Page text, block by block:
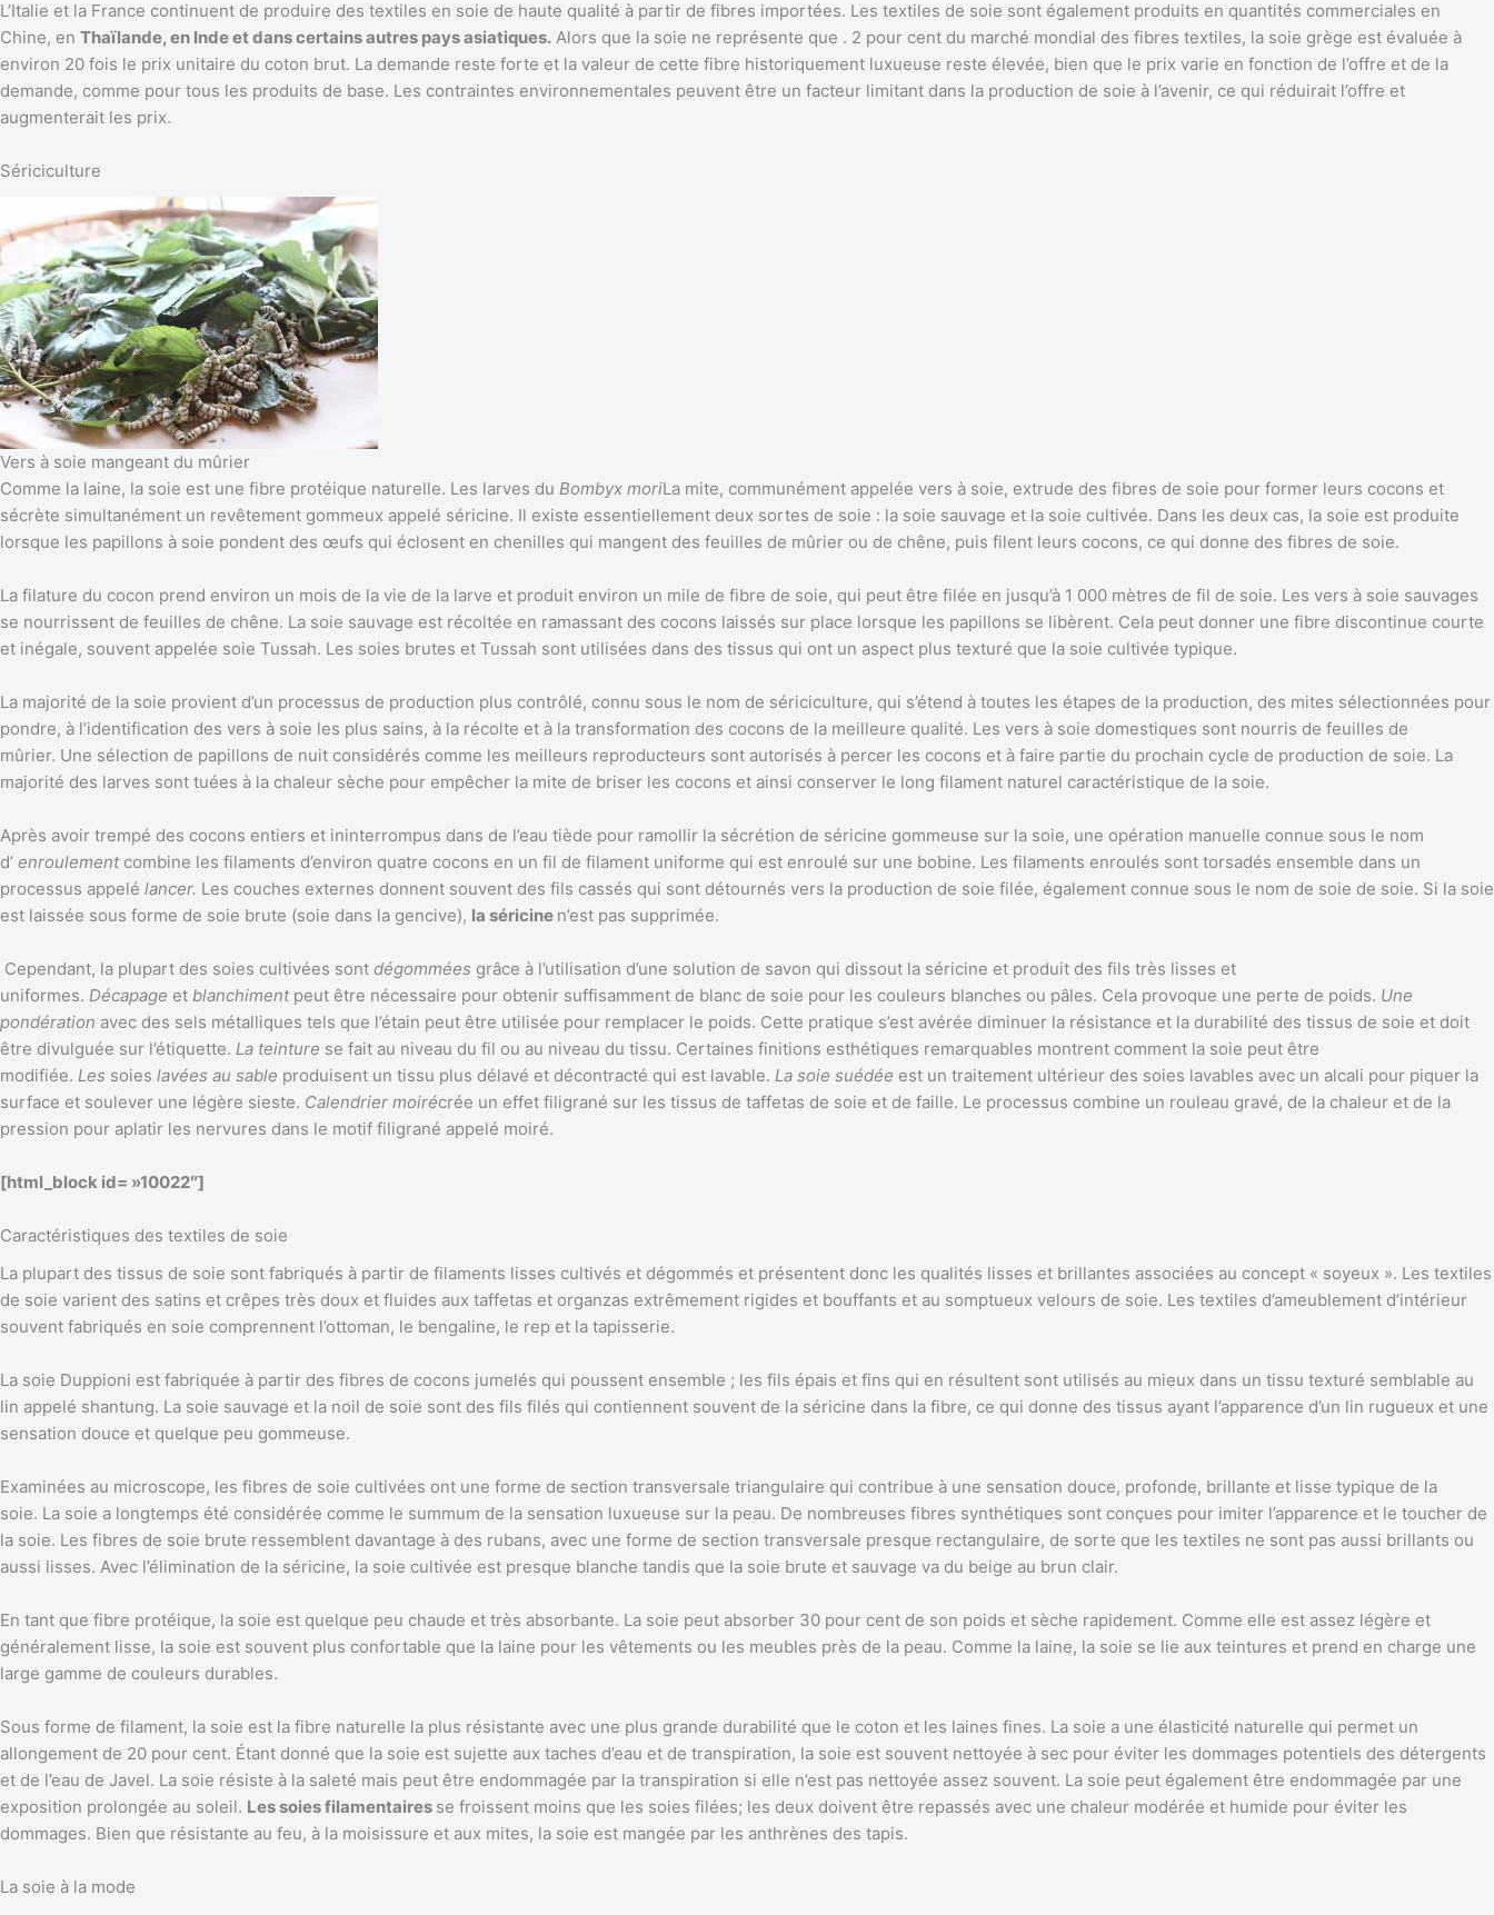
L’Italie et la France continuent de produire des textiles en soie de haute qualité à partir de fibres importées. Les textiles de soie sont également produits en quantités commerciales en
Chine, en Thaïlande, en Inde et dans certains autres pays asiatiques. Alors que la soie ne représente que . 2 pour cent du marché mondial des fibres textiles, la soie grège est évaluée à
environ 20 fois le prix unitaire du coton brut. La demande reste forte et la valeur de cette fibre historiquement luxueuse reste élevée, bien que le prix varie en fonction de l’offre et de la
demande, comme pour tous les produits de base. Les contraintes environnementales peuvent être un facteur limitant dans la production de soie à l’avenir, ce qui réduirait l’offre et
augmenterait les prix.
Sériciculture
Vers à soie mangeant du mûrier
Comme la laine, la soie est une fibre protéique naturelle. Les larves du Bombyx moriLa mite, communément appelée vers à soie, extrude des fibres de soie pour former leurs cocons et
sécrète simultanément un revêtement gommeux appelé séricine. Il existe essentiellement deux sortes de soie : la soie sauvage et la soie cultivée. Dans les deux cas, la soie est produite
lorsque les papillons à soie pondent des œufs qui éclosent en chenilles qui mangent des feuilles de mûrier ou de chêne, puis filent leurs cocons, ce qui donne des fibres de soie.
La filature du cocon prend environ un mois de la vie de la larve et produit environ un mile de fibre de soie, qui peut être filée en jusqu’à 1 000 mètres de fil de soie. Les vers à soie sauvages
se nourrissent de feuilles de chêne. La soie sauvage est récoltée en ramassant des cocons laissés sur place lorsque les papillons se libèrent. Cela peut donner une fibre discontinue courte
et inégale, souvent appelée soie Tussah. Les soies brutes et Tussah sont utilisées dans des tissus qui ont un aspect plus texturé que la soie cultivée typique.
La majorité de la soie provient d’un processus de production plus contrôlé, connu sous le nom de sériciculture, qui s’étend à toutes les étapes de la production, des mites sélectionnées pour
pondre, à l’identification des vers à soie les plus sains, à la récolte et à la transformation des cocons de la meilleure qualité. Les vers à soie domestiques sont nourris de feuilles de
mûrier. Une sélection de papillons de nuit considérés comme les meilleurs reproducteurs sont autorisés à percer les cocons et à faire partie du prochain cycle de production de soie. La
majorité des larves sont tuées à la chaleur sèche pour empêcher la mite de briser les cocons et ainsi conserver le long filament naturel caractéristique de la soie.
Après avoir trempé des cocons entiers et ininterrompus dans de l’eau tiède pour ramollir la sécrétion de séricine gommeuse sur la soie, une opération manuelle connue sous le nom
d’ enroulementcombine les filaments d’environ quatre cocons en un fil de filament uniforme qui est enroulé sur une bobine. Les filaments enroulés sont torsadés ensemble dans un
processus appelé lancer. Les couches externes donnent souvent des fils cassés qui sont détournés vers la production de soie filée, également connue sous le nom de soie de soie. Si la soie
est laissée sous forme de soie brute (soie dans la gencive), la séricine n’est pas supprimée.
Cependant, la plupart des soies cultivées sont dégommées grâce à l’utilisation d’une solution de savon qui dissout la séricine et produit des fils très lisses et
uniformes. Décapage et blanchimentpeut être nécessaire pour obtenir suffisamment de blanc de soie pour les couleurs blanches ou pâles. Cela provoque une perte de poids. Une
pondération avec des sels métalliques tels que l’étain peut être utilisée pour remplacer le poids. Cette pratique s’est avérée diminuer la résistance et la durabilité des tissus de soie et doit
être divulguée sur l’étiquette. La teinture se fait au niveau du fil ou au niveau du tissu. Certaines finitions esthétiques remarquables montrent comment la soie peut être
modifiée. Les soies lavées au sable produisent un tissu plus délavé et décontracté qui est lavable. La soie suédée est un traitement ultérieur des soies lavables avec un alcali pour piquer la
surface et soulever une légère sieste. Calendrier moirécrée un effet filigrané sur les tissus de taffetas de soie et de faille. Le processus combine un rouleau gravé, de la chaleur et de la
pression pour aplatir les nervures dans le motif filigrané appelé moiré.
[html_block id= »10022″]
Caractéristiques des textiles de soie
La plupart des tissus de soie sont fabriqués à partir de filaments lisses cultivés et dégommés et présentent donc les qualités lisses et brillantes associées au concept « soyeux ». Les textiles
de soie varient des satins et crêpes très doux et fluides aux taffetas et organzas extrêmement rigides et bouffants et au somptueux velours de soie. Les textiles d’ameublement d’intérieur
souvent fabriqués en soie comprennent l’ottoman, le bengaline, le rep et la tapisserie.
La soie Duppioni est fabriquée à partir des fibres de cocons jumelés qui poussent ensemble ; les fils épais et fins qui en résultent sont utilisés au mieux dans un tissu texturé semblable au
lin appelé shantung. La soie sauvage et la noil de soie sont des fils filés qui contiennent souvent de la séricine dans la fibre, ce qui donne des tissus ayant l’apparence d’un lin rugueux et une
sensation douce et quelque peu gommeuse.
Examinées au microscope, les fibres de soie cultivées ont une forme de section transversale triangulaire qui contribue à une sensation douce, profonde, brillante et lisse typique de la
soie. La soie a longtemps été considérée comme le summum de la sensation luxueuse sur la peau. De nombreuses fibres synthétiques sont conçues pour imiter l’apparence et le toucher de
la soie. Les fibres de soie brute ressemblent davantage à des rubans, avec une forme de section transversale presque rectangulaire, de sorte que les textiles ne sont pas aussi brillants ou
aussi lisses. Avec l’élimination de la séricine, la soie cultivée est presque blanche tandis que la soie brute et sauvage va du beige au brun clair.
En tant que fibre protéique, la soie est quelque peu chaude et très absorbante. La soie peut absorber 30 pour cent de son poids et sèche rapidement. Comme elle est assez légère et
généralement lisse, la soie est souvent plus confortable que la laine pour les vêtements ou les meubles près de la peau. Comme la laine, la soie se lie aux teintures et prend en charge une
large gamme de couleurs durables.
Sous forme de filament, la soie est la fibre naturelle la plus résistante avec une plus grande durabilité que le coton et les laines fines. La soie a une élasticité naturelle qui permet un
allongement de 20 pour cent. Étant donné que la soie est sujette aux taches d’eau et de transpiration, la soie est souvent nettoyée à sec pour éviter les dommages potentiels des détergents
et de l’eau de Javel. La soie résiste à la saleté mais peut être endommagée par la transpiration si elle n’est pas nettoyée assez souvent. La soie peut également être endommagée par une
exposition prolongée au soleil. Les soies filamentaires se froissent moins que les soies filées; les deux doivent être repassés avec une chaleur modérée et humide pour éviter les
dommages. Bien que résistante au feu, à la moisissure et aux mites, la soie est mangée par les anthrènes des tapis.
La soie à la mode